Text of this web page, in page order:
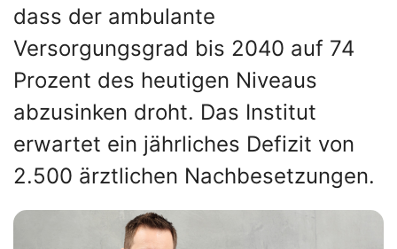
dass der ambulante
Versorgungsgrad bis 2040 auf 74
Prozent des heutigen Niveaus
abzusinken droht. Das Institut
erwartet ein jährliches Defizit von
2.500 ärztlichen Nachbesetzungen.